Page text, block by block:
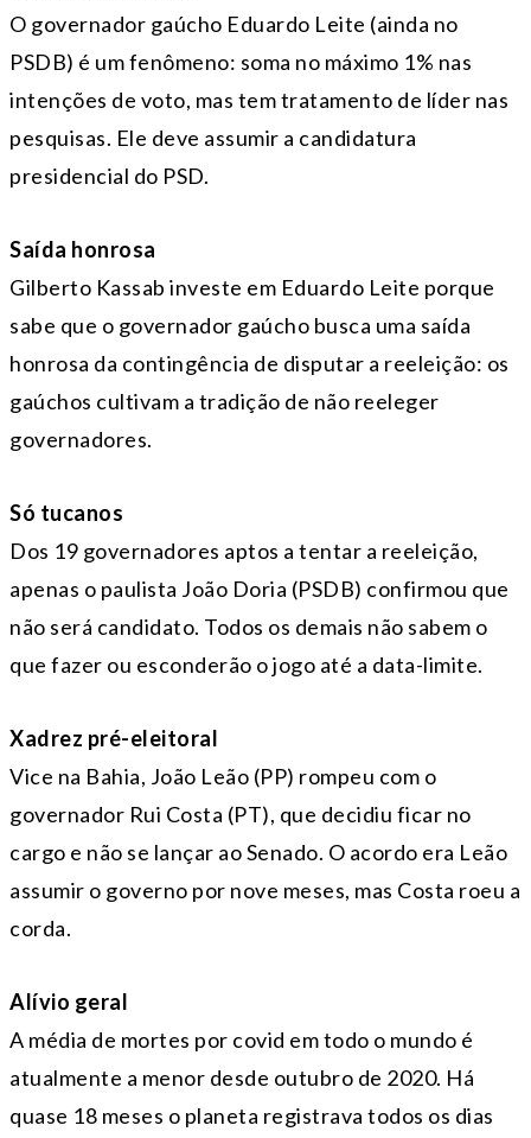
O governador gaúcho Eduardo Leite (ainda no
PSDB) é um fenômeno: soma no máximo 1% nas
intenções de voto, mas tem tratamento de líder nas
pesquisas. Ele deve assumir a candidatura
presidencial do PSD.
Saída honrosa
Gilberto Kassab investe em Eduardo Leite porque
sabe que o governador gaúcho busca uma saída
honrosa da contingência de disputar a reeleição: os
gaúchos cultivam a tradição de não reeleger
governadores.
Só tucanos
Dos 19 governadores aptos a tentar a reeleição,
apenas o paulista João Doria (PSDB) confirmou que
não será candidato. Todos os demais não sabem o
que fazer ou esconderão o jogo até a data-limite.
Xadrez pré-eleitoral
Vice na Bahia, João Leão (PP) rompeu com o
governador Rui Costa (PT), que decidiu ficar no
cargo e não se lançar ao Senado. O acordo era Leão
assumir o governo por nove meses, mas Costa roeu a
corda.
Alívio geral
A média de mortes por covid em todo o mundo é
atualmente a menor desde outubro de 2020. Há
quase 18 meses o planeta registrava todos os dias